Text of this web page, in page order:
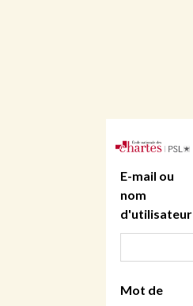
E-mail ou
nom
d'utilisateur
Mot de